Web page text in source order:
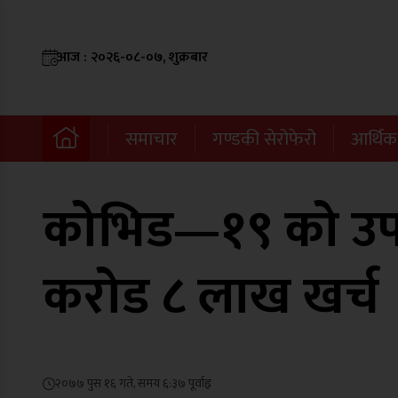
आज : २०२६-०८-०७, शुक्रबार
समाचार गण्डकी सेरोफेरो आर्थिक
कोभिड—१९ को
करोड ८ लाख खर्च
२०७७ पुस १६ गते, समय ६:३७ पूर्वाह्न